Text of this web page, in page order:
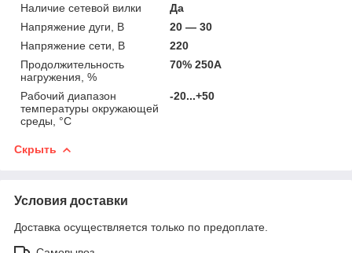
Наличие сетевой вилки
Да
Напряжение дуги, В
20 — 30
Напряжение сети, В
220
Продолжительность
нагружения, %
70% 250А
Рабочий диапазон
температуры окружающей
среды, °C
-20...+50
Скрыть
Условия доставки
Доставка осуществляется только по предоплате.